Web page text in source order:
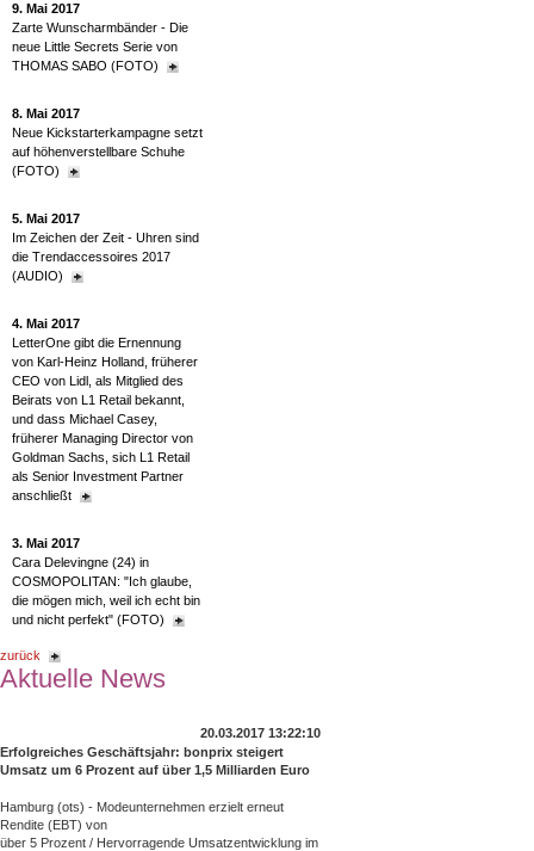
9. Mai 2017
Zarte Wunscharmbänder - Die
neue Little Secrets Serie von
THOMAS SABO (FOTO)
8. Mai 2017
Neue Kickstarterkampagne setzt
auf höhenverstellbare Schuhe
(FOTO)
5. Mai 2017
Im Zeichen der Zeit - Uhren sind
die Trendaccessoires 2017
(AUDIO)
4. Mai 2017
LetterOne gibt die Ernennung
von Karl-Heinz Holland, früherer
CEO von Lidl, als Mitglied des
Beirats von L1 Retail bekannt,
und dass Michael Casey,
früherer Managing Director von
Goldman Sachs, sich L1 Retail
als Senior Investment Partner
anschließt
3. Mai 2017
Cara Delevingne (24) in
COSMOPOLITAN: "Ich glaube,
die mögen mich, weil ich echt bin
und nicht perfekt" (FOTO)
zurück
Aktuelle News
20.03.2017 13:22:10
Erfolgreiches Geschäftsjahr: bonprix steigert
Umsatz um 6 Prozent auf über 1,5 Milliarden Euro
Hamburg (ots) - Modeunternehmen erzielt erneut
Rendite (EBT) von
über 5 Prozent / Hervorragende Umsatzentwicklung im